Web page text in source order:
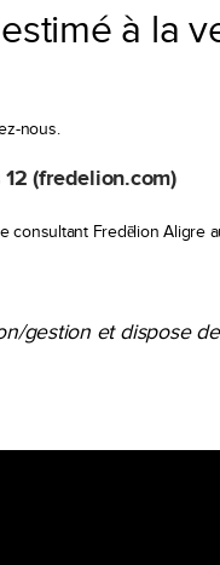
à la
nous.
(fredelion.com)
Fredēlion Aligre
gestion et dispose